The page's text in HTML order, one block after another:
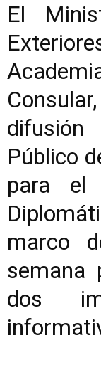
El
difusión
Público
para el
marco
semana
dos